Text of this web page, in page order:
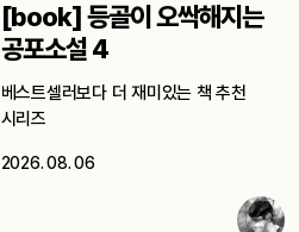
[book] 등골이 오싹해지는
공포소설 4
베스트셀러보다 더 재미있는 책 추천
시리즈
2026. 08. 06